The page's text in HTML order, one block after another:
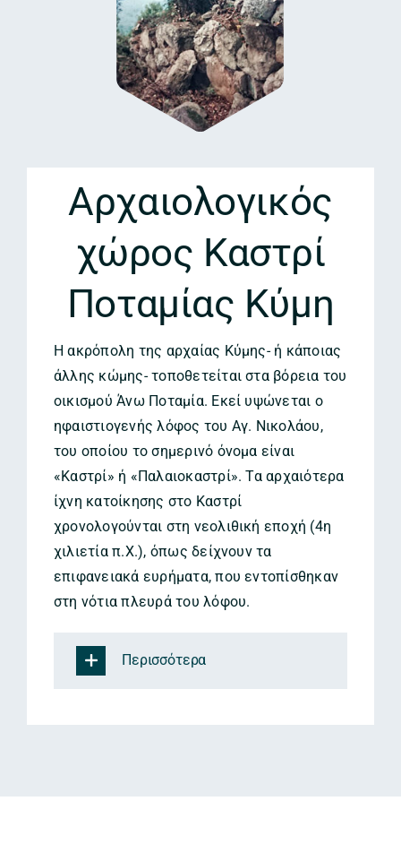
Αρχαιολογικός
χώρος Καστρί
Ποταμίας Κύμη
Η ακρόπολη της αρχαίας Κύμης- ή κάποιας
άλλης κώμης- τοποθετείται στα βόρεια του
οικισμού Άνω Ποταμία. Εκεί υψώνεται ο
ηφαιστιογενής λόφος του Αγ. Νικολάου,
του οποίου το σημερινό όνομα είναι
«Καστρί» ή «Παλαιοκαστρί». Τα αρχαιότερα
ίχνη κατοίκησης στο Καστρί
χρονολογούνται στη νεολιθική εποχή (4η
χιλιετία π.Χ.), όπως δείχνουν τα
επιφανειακά ευρήματα, που εντοπίσθηκαν
στη νότια πλευρά του λόφου.
Περισσότερα